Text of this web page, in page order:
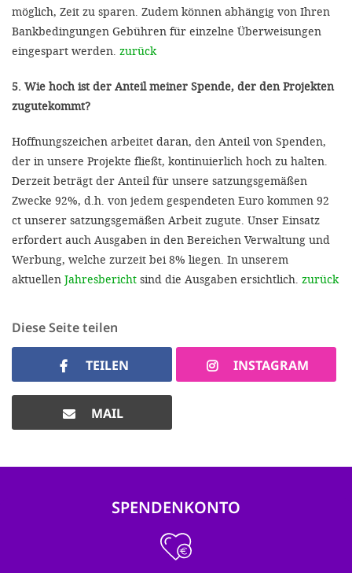
möglich, Zeit zu sparen. Zudem können abhängig von Ihren
Bankbedingungen Gebühren für einzelne Überweisungen
eingespart werden. zurück
5. Wie hoch ist der Anteil meiner Spende, der den Projekten
zugutekommt?
Hoffnungszeichen arbeitet daran, den Anteil von Spenden,
der in unsere Projekte fließt, kontinuierlich hoch zu halten.
Derzeit beträgt der Anteil für unsere satzungsgemäßen
Zwecke 92%, d.h. von jedem gespendeten Euro kommen 92
ct unserer satzungsgemäßen Arbeit zugute. Unser Einsatz
erfordert auch Ausgaben in den Bereichen Verwaltung und
Werbung, welche zurzeit bei 8% liegen. In unserem
aktuellen Jahresbericht sind die Ausgaben ersichtlich. zurück
Diese Seite teilen
TEILEN INSTAGRAM
MAIL
SPENDENKONTO